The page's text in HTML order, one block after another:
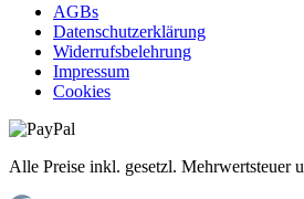
AGBs
Datenschutzerklärung
Widerrufsbelehrung
Impressum
Cookies
Alle Preise inkl. gesetzl. Mehrwertsteuer